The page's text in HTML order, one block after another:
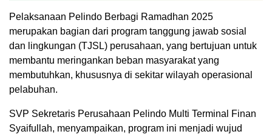
Pelaksanaan Pelindo Berbagi Ramadhan 2025
merupakan bagian dari program tanggung jawab sosial
dan lingkungan (TJSL) perusahaan, yang bertujuan untuk
membantu meringankan beban masyarakat yang
membutuhkan, khususnya di sekitar wilayah operasional
pelabuhan.
SVP Sekretaris Perusahaan Pelindo Multi Terminal Finan
Syaifullah, menyampaikan, program ini menjadi wujud